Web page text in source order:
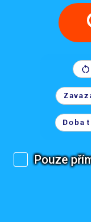
Doba
Pouze